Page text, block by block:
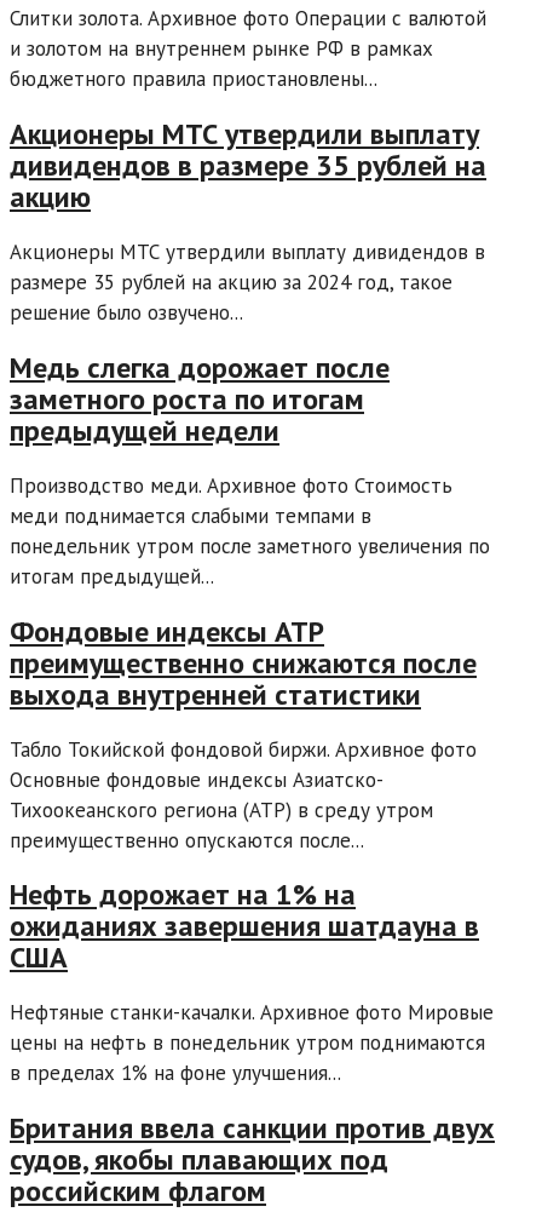
Слитки золота. Архивное фото Операции с валютой
и золотом на внутреннем рынке РФ в рамках
бюджетного правила приостановлены...
Акционеры МТС утвердили выплату
дивидендов в размере 35 рублей на
акцию
Акционеры МТС утвердили выплату дивидендов в
размере 35 рублей на акцию за 2024 год, такое
решение было озвучено...
Медь слегка дорожает после
заметного роста по итогам
предыдущей недели
Производство меди. Архивное фото Стоимость
меди поднимается слабыми темпами в
понедельник утром после заметного увеличения по
итогам предыдущей...
Фондовые индексы АТР
преимущественно снижаются после
выхода внутренней статистики
Табло Токийской фондовой биржи. Архивное фото
Основные фондовые индексы Азиатско-
Тихоокеанского региона (АТР) в среду утром
преимущественно опускаются после...
Нефть дорожает на 1% на
ожиданиях завершения шатдауна в
США
Нефтяные станки-качалки. Архивное фото Мировые
цены на нефть в понедельник утром поднимаются
в пределах 1% на фоне улучшения...
Британия ввела санкции против двух
судов, якобы плавающих под
российским флагом